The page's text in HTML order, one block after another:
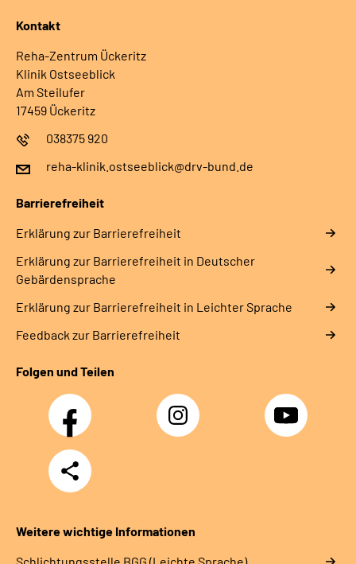
Kontakt
Reha-Zentrum Ückeritz
Klinik Ostseeblick
Am Steilufer
17459 Ückeritz
038375 920
reha-klinik.ostseeblick@drv-bund.de
Barrierefreiheit
Erklärung zur Barrierefreiheit
Erklärung zur Barrierefreiheit in Deutscher
Gebärdensprache
Erklärung zur Barrierefreiheit in Leichter Sprache
Feedback zur Barrierefreiheit
Folgen und Teilen
Facebook Instagram YouTube
Teilen
Weitere wichtige Informationen